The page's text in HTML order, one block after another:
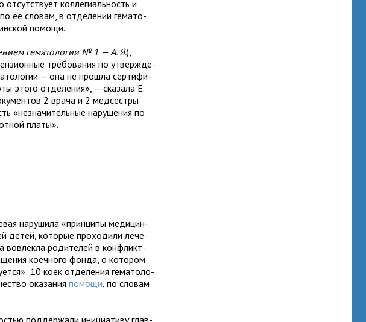
кол­ле­ги­аль­ность и
ее сло­вам, в отде­ле­нии гема­то­
помощи.
гема­то­логии № 1 — А. Я.),
тре­бо­ва­ния по утвер­жде­
— она не про­шла сер­ти­фи­
этого отде­ле­ния», — ска­зала Е.
2 врача и 2 мед­сестры
«незна­чи­тель­ные нару­ше­ния по
платы».
нару­шила «прин­ципы меди­цин­
детей, кото­рые про­хо­дили лече­
вовлекла роди­те­лей в кон­фликт­
коеч­ного фонда, о кото­ром
10 коек отде­ле­ния гема­то­ло­
ока­за­нияпомощи, по словам
под­дер­жали ини­ци­а­тиву глав­